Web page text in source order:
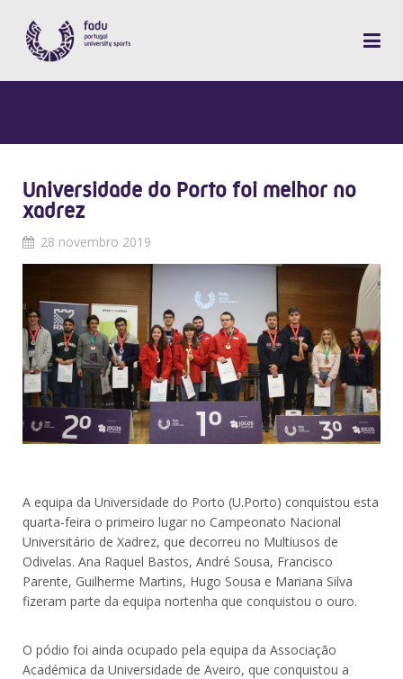
Universidade do Porto foi melhor no
xadrez
28 novembro 2019
A equipa da Universidade do Porto (U.Porto) conquistou esta
quarta-feira o primeiro lugar no Campeonato Nacional
Universitário de Xadrez, que decorreu no Multiusos de
Odivelas. Ana Raquel Bastos, André Sousa, Francisco
Parente, Guilherme Martins, Hugo Sousa e Mariana Silva
fizeram parte da equipa nortenha que conquistou o ouro.
O pódio foi ainda ocupado pela equipa da Associação
Académica da Universidade de Aveiro, que conquistou a